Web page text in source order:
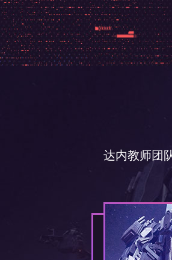
达内教师团